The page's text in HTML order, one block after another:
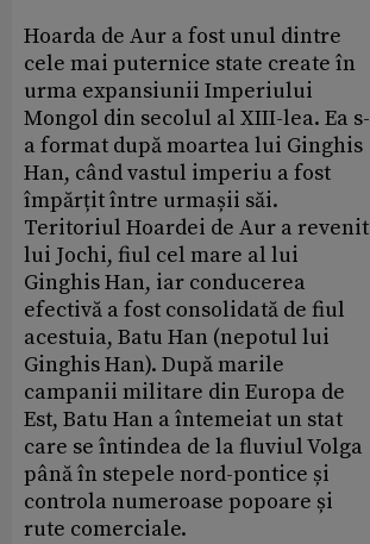
Hoarda de Aur a fost unul dintre
cele mai puternice state create în
urma expansiunii Imperiului
Mongol din secolul al XIII-lea. Ea s-
a format după moartea lui Ginghis
Han, când vastul imperiu a fost
împărțit între urmașii săi.
Teritoriul Hoardei de Aur a revenit
lui Jochi, fiul cel mare al lui
Ginghis Han, iar conducerea
efectivă a fost consolidată de fiul
acestuia, Batu Han (nepotul lui
Ginghis Han). După marile
campanii militare din Europa de
Est, Batu Han a întemeiat un stat
care se întindea de la fluviul Volga
până în stepele nord-pontice și
controla numeroase popoare și
rute comerciale.